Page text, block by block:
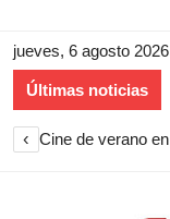
jueves, 6 agosto 2026
Últimas noticias
‹